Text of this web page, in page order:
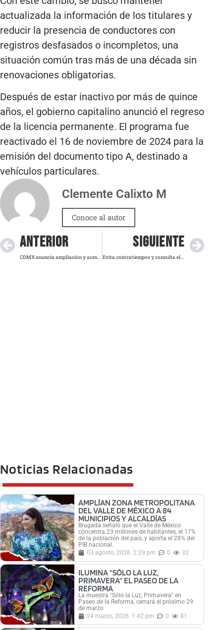
actualizada la información de los titulares y
reducir la presencia de conductores con
registros desfasados o incompletos, una
situación común tras más de una década sin
renovaciones obligatorias.
Después de estar inactivo por más de quince
años, el gobierno capitalino anunció el regreso
de la licencia permanente. El programa fue
reactivado el 16 de noviembre de 2024 para la
emisión del documento tipo A, destinado a
vehículos particulares.
Clemente Calixto M
Conoce al autor
ANTERIOR
CDMX anuncia ampliación y aumento de la beca universitaria “Transporte y Más”
SIGUIENTE
Evita contratiempos y consulta el Hoy No Circula de este miércoles 19 de noviembre
Noticias Relacionadas
AMPLÍAN ZONA METROPOLITANA
DEL VALLE DE MÉXICO A 84
MUNICIPIOS Y ALCALDÍAS
Brugada señaló que el Valle de México
concentra 23 millones de habitantes, el 17%
de la población del país, y aporta el 28% del
PIB nacional.
03 agosto, 2026 2:29 pm 0 32
ILUMINA “SÓLO LA LUZ,
PRIMAVERA” EL PASEO DE LA
REFORMA
La muestra "Sólo la Luz, Primavera" en
Paseo de la Reforma, cerrará el próximo 29
de marzo
24 marzo, 2026 1:42 pm 0 81